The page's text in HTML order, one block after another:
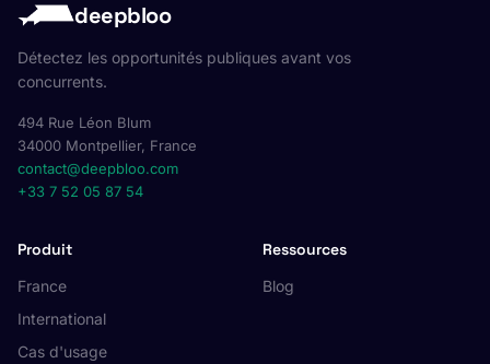
deepbloo
Détectez les opportunités publiques avant vos
concurrents.
494 Rue Léon Blum
34000 Montpellier, France
contact@deepbloo.com
+33 7 52 05 87 54
Produit
France
International
Cas d'usage
Ressources
Blog